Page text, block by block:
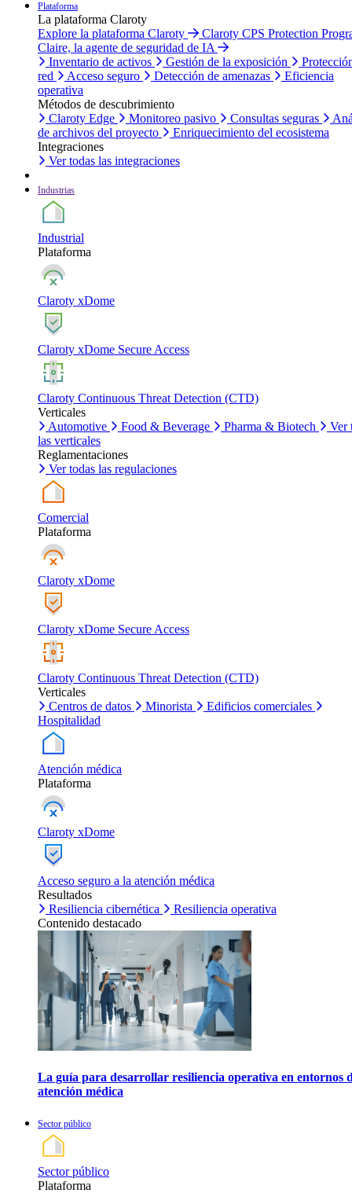
Plataforma
La plataforma Claroty
Explore la plataforma Claroty
Claroty CPS Protection
Claire, la agente de seguridad de IA
Inventario de activos
Gestión de la exposición
red
Acceso seguro Detección de amenazas
Eficiencia
operativa
Métodos de descubrimiento
Claroty Edge
Monitoreo pasivo Consultas seguras
de archivos del proyecto
Enriquecimiento del ecosistema
Integraciones
Ver todas las integraciones
Industrias
Industrial
Plataforma
Claroty xDome
Claroty xDome Secure Access
Claroty Continuous Threat Detection (CTD)
Verticales
Automotive
Food & Beverage Pharma & Biotech
Ver
las verticales
Reglamentaciones
Ver todas las regulaciones
Comercial
Plataforma
Claroty xDome
Claroty xDome Secure Access
Claroty Continuous Threat Detection (CTD)
Verticales
Centros de datos
Minorista
Edificios comerciales
Hospitalidad
Atención médica
Plataforma
Claroty xDome
Acceso seguro a la atención médica
Resultados
Resiliencia cibernética
Resiliencia operativa
Contenido destacado
La guía para desarrollar resiliencia operativa en entornos
atención médica
Sector público
Sector público
Plataforma